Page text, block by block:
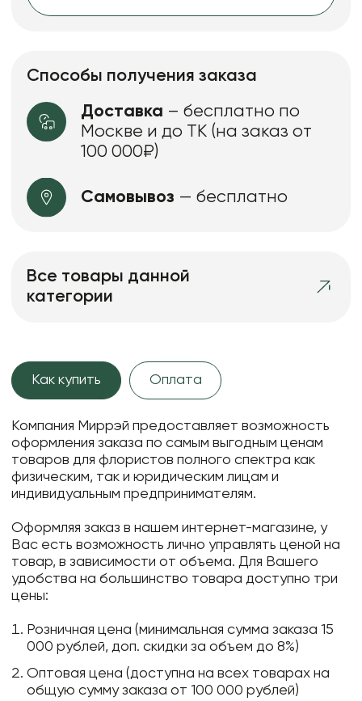
Способы получения заказа
Доставка – бесплатно по
Москве и до ТК (на заказ от
100 000₽)
Самовывоз — бесплатно
Все товары данной
категории
Как купить Оплата
Компания Миррэй предоставляет возможность
оформления заказа по самым выгодным ценам
товаров для флористов полного спектра как
физическим, так и юридическим лицам и
индивидуальным предпринимателям.
Оформляя заказ в нашем интернет-магазине, у
Вас есть возможность лично управлять ценой на
товар, в зависимости от объема. Для Вашего
удобства на большинство товара доступно три
цены:
Розничная цена (минимальная сумма заказа 15
000 рублей, доп. скидки за объем до 8%)
Оптовая цена (доступна на всех товарах на
общую сумму заказа от 100 000 рублей)